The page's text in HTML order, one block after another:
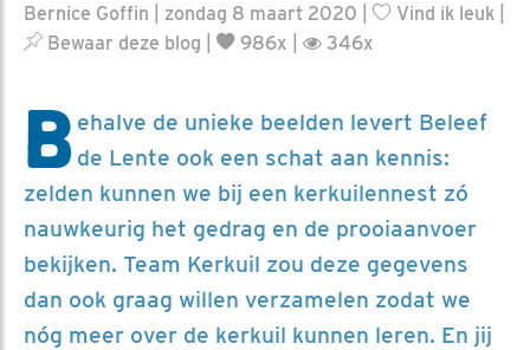
Bernice Goffin | zondag 8 maart 2020 | Vind ik leuk
Bewaar deze blog
986x | 346x
B ehalve de unieke beelden levert Beleef
de Lente ook een schat aan kennis:
zelden kunnen we bij een kerkuilennest zó
nauwkeurig het gedrag en de prooiaanvoer
bekijken. Team Kerkuil zou deze gegevens
dan ook graag willen verzamelen zodat we
nóg meer over de kerkuil kunnen leren. En jij